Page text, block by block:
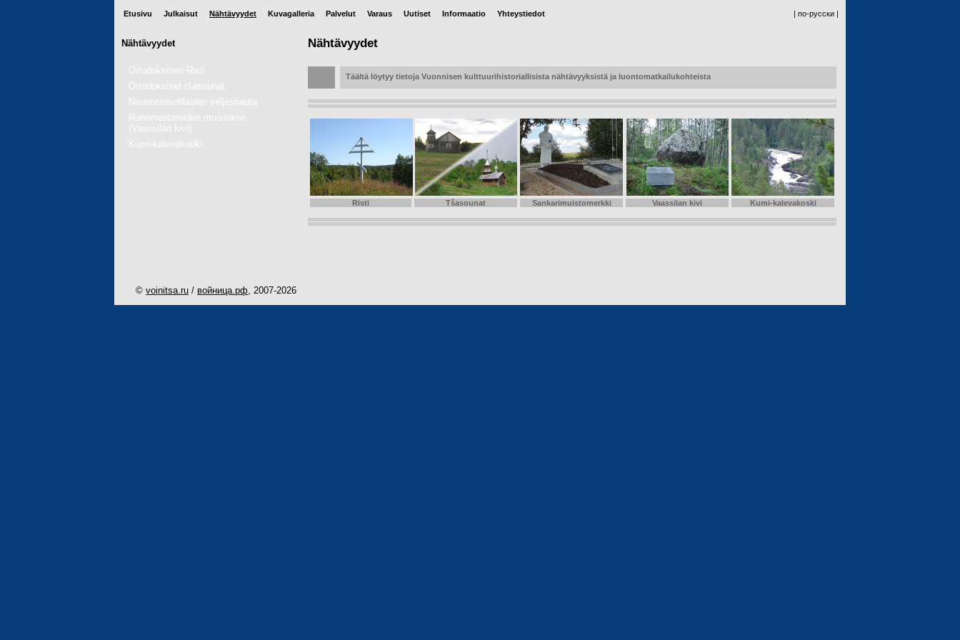
Etusivu Julkaisut Nähtävyydet Kuvagalleria Palvelut Varaus Uutiset Informaatio Yhteystiedot | по-русски |
Nähtävyydet
Ortodoksinen Risti
Ortodoksiset tšasounat
Neuvostosotilaiden veljeshauta
Runomestareiden muistokivi
(Vaassilan kivi)
Kumi-kalevakoski
Nähtävyydet
Täältä löytyy tietoja Vuonnisen kulttuurihistoriallisista nähtävyyksistä ja luontomatkailukohteista
Risti Tšasounat Sankarimuistomerkki Vaassilan kivi Kumi-kalevakoski
© voinitsa.ru / войница.рф, 2007-2026